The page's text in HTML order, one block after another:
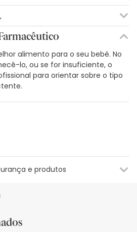
alimento para o seu bebé. No
lo, ou se for insuficiente, o
para orientar sobre o tipo
e produtos